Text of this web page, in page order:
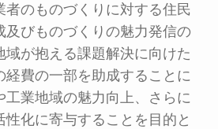
者のものづくりに対する住民
及びものづくりの魅力発信の
域が抱える課題解決に向けた
経費の一部を助成することに
工業地域の魅力向上、さらに
化に寄与することを目的と